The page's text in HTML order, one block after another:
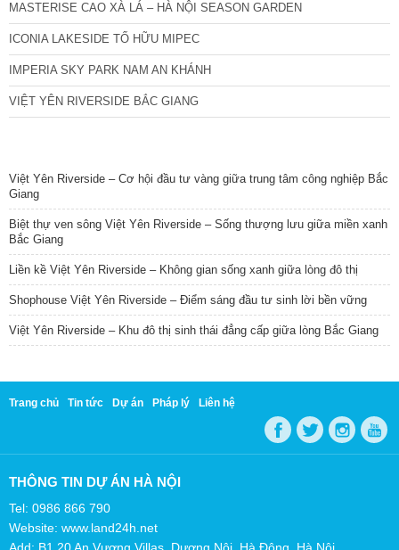
MASTERISE CAO XÀ LÁ – HÀ NỘI SEASON GARDEN
ICONIA LAKESIDE TỐ HỮU MIPEC
IMPERIA SKY PARK NAM AN KHÁNH
VIỆT YÊN RIVERSIDE BẮC GIANG
Việt Yên Riverside – Cơ hội đầu tư vàng giữa trung tâm công nghiệp Bắc
Giang
Biệt thự ven sông Việt Yên Riverside – Sống thượng lưu giữa miền xanh
Bắc Giang
Liền kề Việt Yên Riverside – Không gian sống xanh giữa lòng đô thị
Shophouse Việt Yên Riverside – Điểm sáng đầu tư sinh lời bền vững
Việt Yên Riverside – Khu đô thị sinh thái đẳng cấp giữa lòng Bắc Giang
Trang chủ Tin tức Dự án Pháp lý Liên hệ
THÔNG TIN DỰ ÁN HÀ NỘI
Tel: 0986 866 790
Website: www.land24h.net